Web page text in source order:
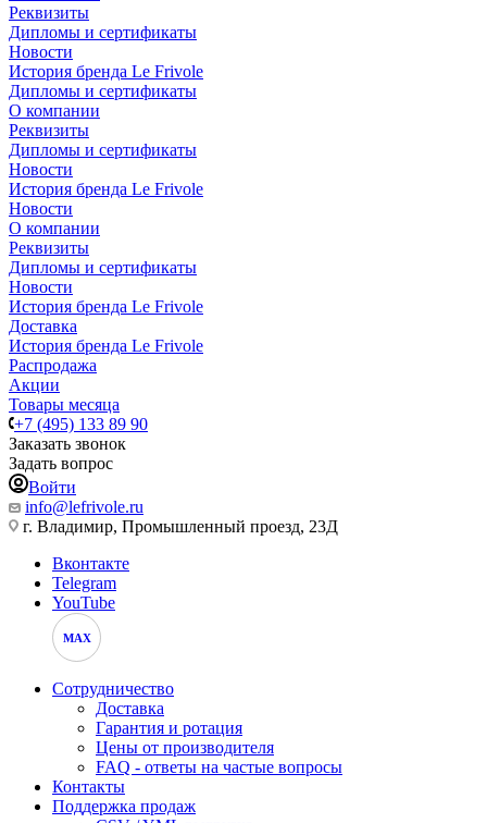
Реквизиты
Дипломы и сертификаты
Новости
История бренда Le Frivole
Дипломы и сертификаты
О компании
Реквизиты
Дипломы и сертификаты
Новости
История бренда Le Frivole
Новости
О компании
Реквизиты
Дипломы и сертификаты
Новости
История бренда Le Frivole
Доставка
История бренда Le Frivole
Распродажа
Акции
Товары месяца
+7 (495) 133 89 90
Заказать звонок
Задать вопрос
Войти
info@lefrivole.ru
г. Владимир, Промышленный проезд, 23Д
Вконтакте
Telegram
YouTube
MAX
Сотрудничество
Доставка
Гарантия и ротация
Цены от производителя
FAQ - ответы на частые вопросы
Контакты
Поддержка продаж